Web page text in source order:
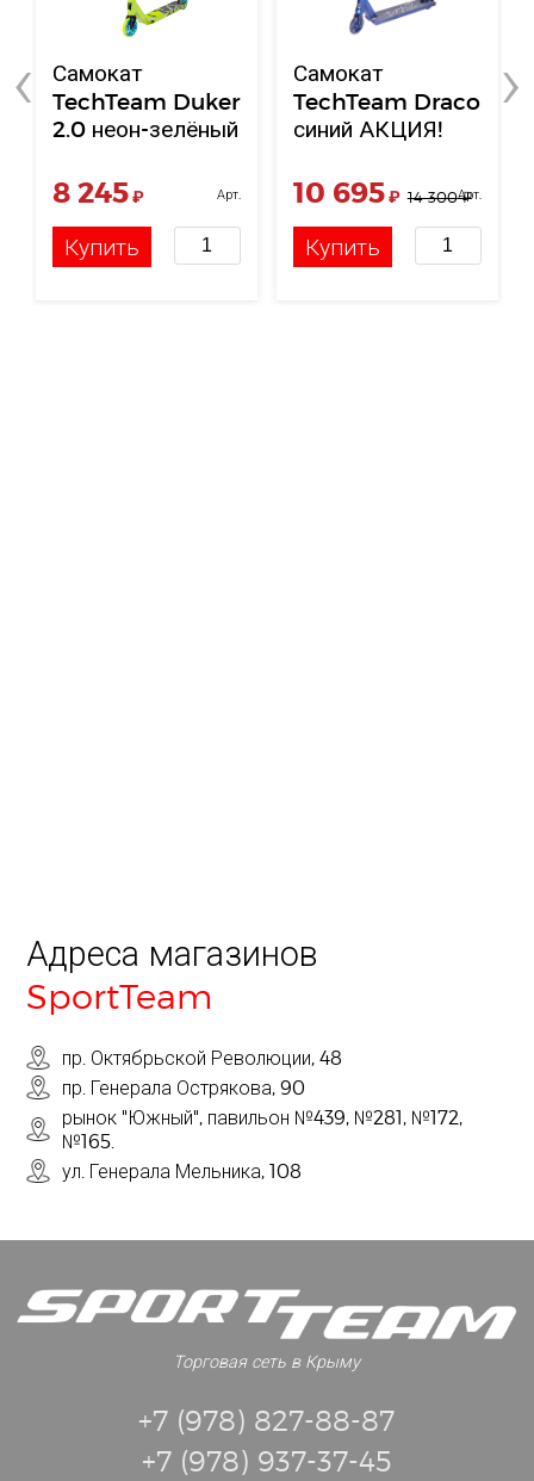
Самокат
TechTeam Duker
2.0 неон-зелёный
8 245₽
Арт.
Купить
Самокат
TechTeam Draco
синий АКЦИЯ!
10 695₽ 14 300₽
Арт.
Купить
‹ ›
Адреса магазинов
SportTeam
пр. Октябрьской Революции, 48
пр. Генерала Острякова, 90
рынок "Южный", павильон №439, №281, №172,
№165.
ул. Генерала Мельника, 108
Торговая сеть в Крыму
+7 (978) 827-88-87
+7 (978) 937-37-45